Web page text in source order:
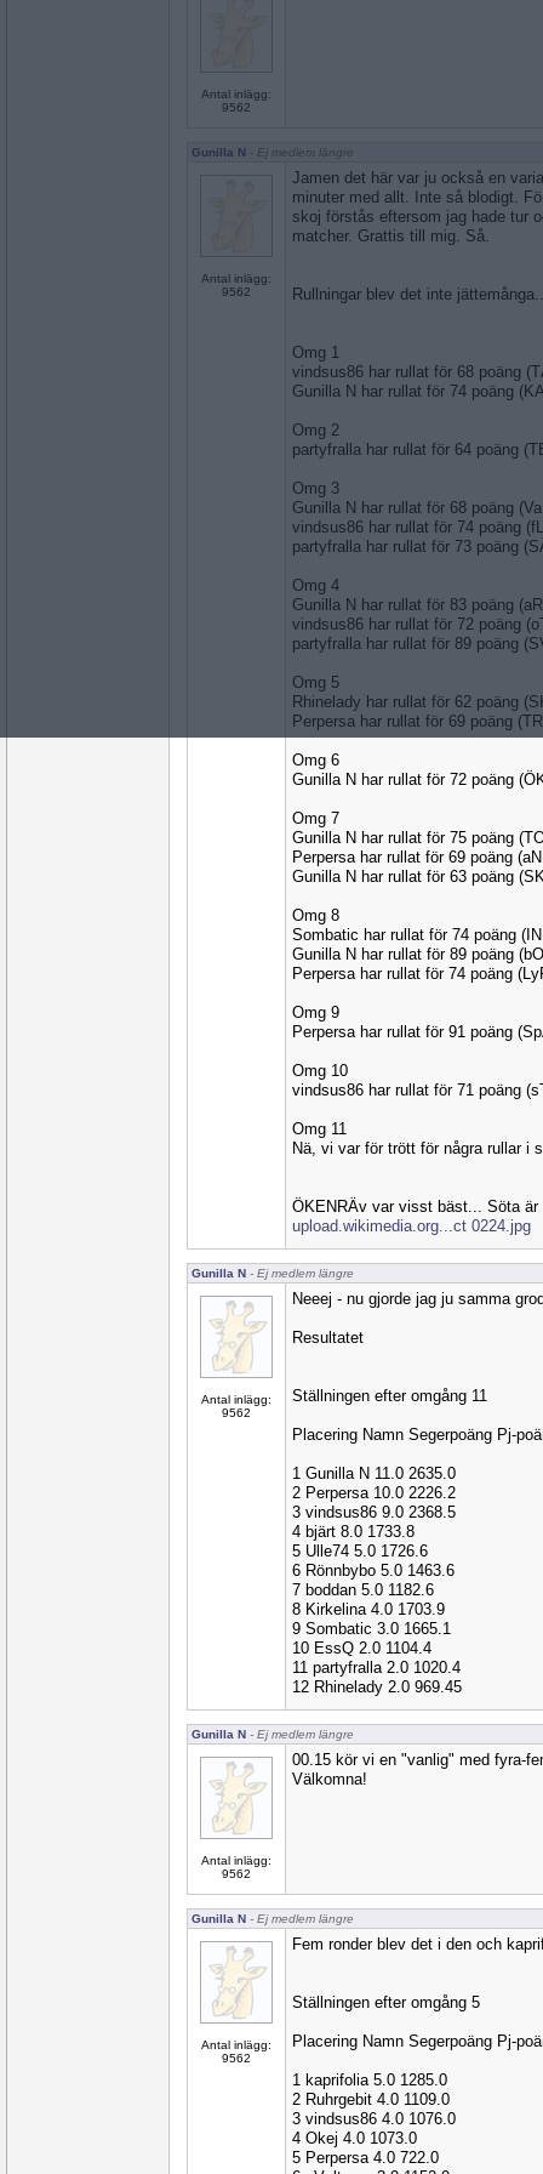
Antal inlägg:
9562
Gunilla N - Ej medlem längre
Antal inlägg:
9562
Jamen det här var ju också en
minuter med allt. Inte så blodigt.
skoj förstås eftersom jag hade tur
matcher. Grattis till mig. Så.
Rullningar blev det inte
Omg 1
vindsus86 har rullat för 68 poäng
Gunilla N har rullat för 74 poäng
Omg 2
partyfralla har rullat för 64 poäng
Omg 3
Gunilla N har rullat för 68 poäng
vindsus86 har rullat för 74 poäng
partyfralla har rullat för 73 poäng
Omg 4
Gunilla N har rullat för 83 poäng
vindsus86 har rullat för 72 poäng
partyfralla har rullat för 89 poäng
Omg 5
Rhinelady har rullat för 62 poäng
Perpersa har rullat för 69 poäng
Omg 6
Gunilla N har rullat för 72 poäng
Omg 7
Gunilla N har rullat för 75 poäng
Perpersa har rullat för 69 poäng
Gunilla N har rullat för 63 poäng
Omg 8
Sombatic har rullat för 74 poäng
Gunilla N har rullat för 89 poäng
Perpersa har rullat för 74 poäng
Omg 9
Perpersa har rullat för 91 poäng
Omg 10
vindsus86 har rullat för 71 poäng
Omg 11
Nä, vi var för trött för några rullar i
ÖKENRÄv var visst bäst... Söta är
upload.wikimedia.org...ct 0224.jpg
Gunilla N - Ej medlem längre
Antal inlägg:
9562
Neeej - nu gjorde jag ju samma
Resultatet
Ställningen efter omgång 11
Placering Namn Segerpoäng Pj-
1 Gunilla N 11.0 2635.0
2 Perpersa 10.0 2226.2
3 vindsus86 9.0 2368.5
4 bjärt 8.0 1733.8
5 Ulle74 5.0 1726.6
6 Rönnbybo 5.0 1463.6
7 boddan 5.0 1182.6
8 Kirkelina 4.0 1703.9
9 Sombatic 3.0 1665.1
10 EssQ 2.0 1104.4
11 partyfralla 2.0 1020.4
12 Rhinelady 2.0 969.45
Gunilla N - Ej medlem längre
Antal inlägg:
9562
00.15 kör vi en "vanlig" med fyra-
Välkomna!
Gunilla N - Ej medlem längre
Antal inlägg:
9562
Fem ronder blev det i den och
Ställningen efter omgång 5
Placering Namn Segerpoäng Pj-
1 kaprifolia 5.0 1285.0
2 Ruhrgebit 4.0 1109.0
3 vindsus86 4.0 1076.0
4 Okej 4.0 1073.0
5 Perpersa 4.0 722.0